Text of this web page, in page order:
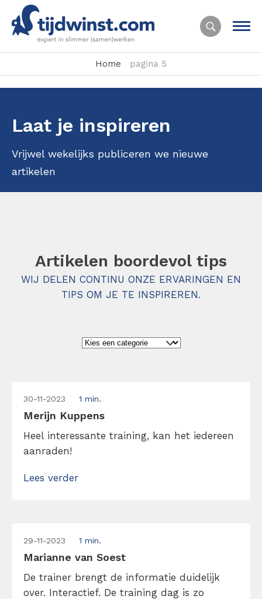
Home pagina 5
Laat je inspireren
Vrijwel wekelijks publiceren we nieuwe
artikelen
Artikelen boordevol tips
WIJ DELEN CONTINU ONZE ERVARINGEN EN
TIPS OM JE TE INSPIREREN.
30-11-2023 1 min.
Merijn Kuppens
Heel interessante training, kan het iedereen
aanraden!
Lees verder
29-11-2023 1 min.
Marianne van Soest
De trainer brengt de informatie duidelijk
over. Interactief. De training dag is zo